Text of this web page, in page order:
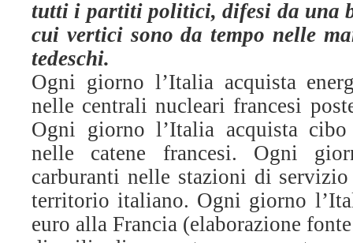
tutti i partiti politici, difesi da una
cui vertici sono da tempo nelle
tedeschi.
Ogni giorno l’Italia acquista
nelle centrali nucleari francesi
Ogni giorno l’Italia acquista
nelle catene francesi. Ogni
carburanti nelle stazioni di
territorio italiano. Ogni giorno
euro alla Francia (elaborazione